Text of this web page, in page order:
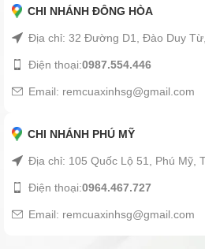
CHI NHÁNH ĐÔNG HÒA
Địa chỉ: 32 Đường D1, Đào Duy
Điện thoại:0987.554.446
Email: remcuaxinhsg@gmail.com
CHI NHÁNH PHÚ MỸ
Địa chỉ: 105 Quốc Lộ 51, Phú Mỹ,
Điện thoại:0964.467.727
Email: remcuaxinhsg@gmail.com